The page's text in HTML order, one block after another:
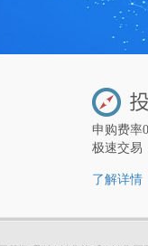
申购费率
极速交易
了解详情